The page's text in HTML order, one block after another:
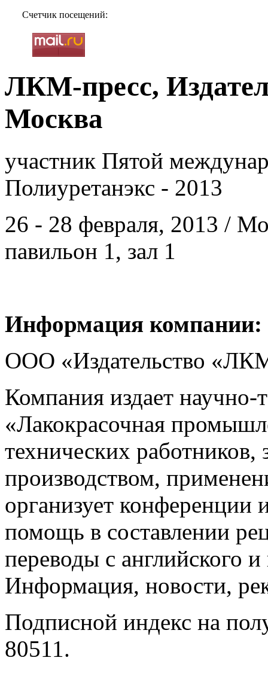
Счетчик посещений:
ЛКМ-пресс,
Москва
участник Пятой
Полиуретанэкс - 2013
26 - 28 февраля, 2013 /
павильон 1, зал 1
Информация компании:
ООО «Издательство
Компания издает
«Лакокрасочная
технических
производством,
организует конференции
помощь в составлении
переводы с английского
Информация, новости,
Подписной индекс на
80511.